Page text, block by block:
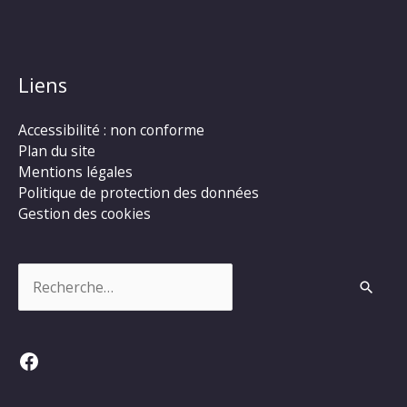
Liens
Accessibilité : non conforme
Plan du site
Mentions légales
Politique de protection des données
Gestion des cookies
Facebook